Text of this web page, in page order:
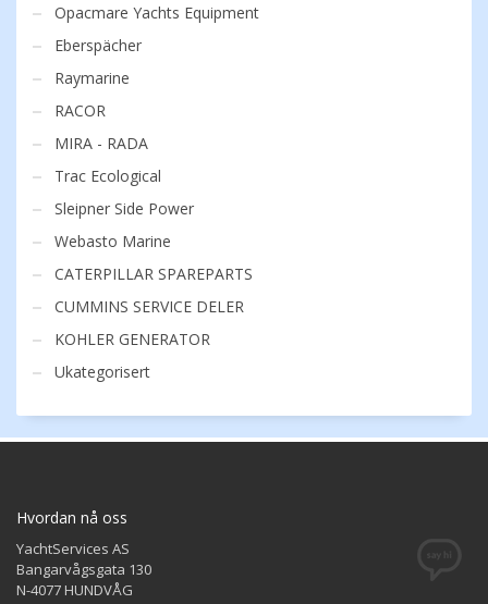
Opacmare Yachts Equipment
Eberspächer
Raymarine
RACOR
MIRA - RADA
Trac Ecological
Sleipner Side Power
Webasto Marine
CATERPILLAR SPAREPARTS
CUMMINS SERVICE DELER
KOHLER GENERATOR
Ukategorisert
Hvordan nå oss
YachtServices AS
Bangarvågsgata 130
N-4077 HUNDVÅG